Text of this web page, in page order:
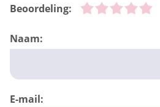
Beoordeling:
Naam:
E-mail: